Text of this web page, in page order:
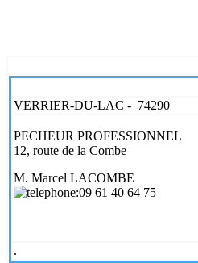
VERRIER-DU-LAC - 74290
PECHEUR PROFESSIONNEL
12, route de la Combe
M. Marcel LACOMBE
:09 61 40 64 75
.